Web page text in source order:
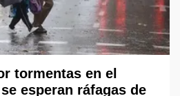
tormentas en el
esperan ráfagas de